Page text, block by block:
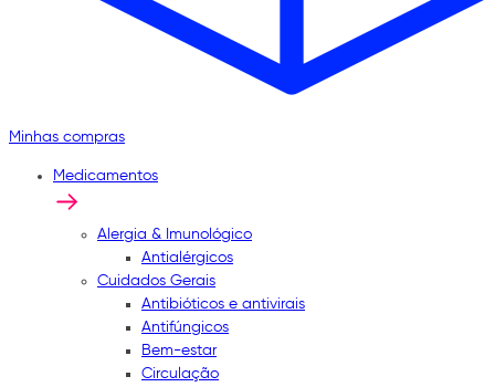
Minhas compras
Medicamentos
Alergia & Imunológico
Antialérgicos
Cuidados Gerais
Antibióticos e antivirais
Antifúngicos
Bem-estar
Circulação